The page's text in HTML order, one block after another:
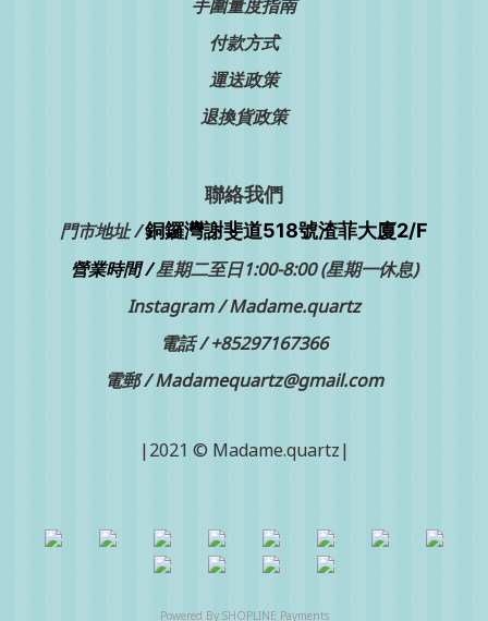
手圍量度指南
付款方式
運送政策
退換貨政策
聯絡我們
門市地址 /銅鑼灣謝斐道518號渣菲大廈2/F
營業時間 /星期二至日1:00-8:00 (星期一休息)
Instagram /Madame.quartz
電話 /+85297167366
電郵 / Madamequartz@gmail.com
|2021 © Madame.quartz|
Powered By SHOPLINE Payments